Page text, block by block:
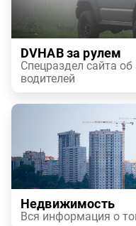
DVHAB за рулем
Спецраздел сайта
водителей
Недвижимость
Вся информация о